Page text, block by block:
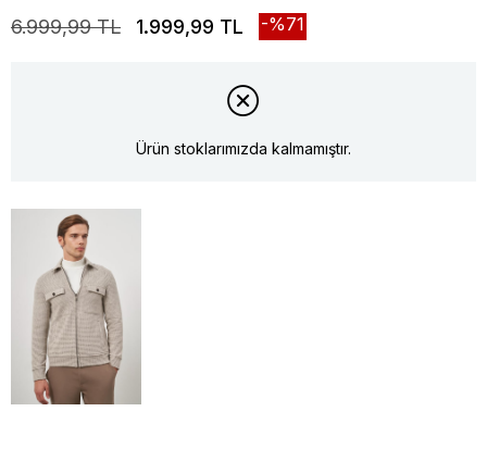
6.999,99 TL 1.999,99 TL 71
Ürün stoklarımızda kalmamıştır.